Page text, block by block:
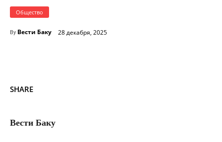
Общество
By Вести Баку 28 декабря, 2025
SHARE
Вести Баку